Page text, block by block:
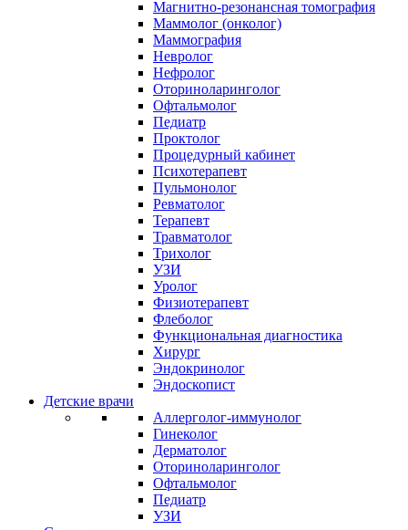
Магнитно-резонансная томография
Маммолог (онколог)
Маммография
Невролог
Нефролог
Оториноларинголог
Офтальмолог
Педиатр
Проктолог
Процедурный кабинет
Психотерапевт
Пульмонолог
Ревматолог
Терапевт
Травматолог
Трихолог
УЗИ
Уролог
Физиотерапевт
Флеболог
Функциональная диагностика
Хирург
Эндокринолог
Эндоскопист
Детские врачи
Аллерголог-иммунолог
Гинеколог
Дерматолог
Оториноларинголог
Офтальмолог
Педиатр
УЗИ